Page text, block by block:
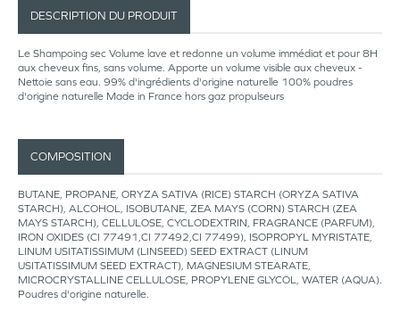
DESCRIPTION DU PRODUIT
Le Shampoing sec Volume lave et redonne un volume immédiat et pour 8H
aux cheveux fins, sans volume. Apporte un volume visible aux cheveux -
Nettoie sans eau. 99% d'ingrédients d'origine naturelle 100% poudres
d'origine naturelle Made in France hors gaz propulseurs
COMPOSITION
BUTANE, PROPANE, ORYZA SATIVA (RICE) STARCH (ORYZA SATIVA
STARCH), ALCOHOL, ISOBUTANE, ZEA MAYS (CORN) STARCH (ZEA
MAYS STARCH), CELLULOSE, CYCLODEXTRIN, FRAGRANCE (PARFUM),
IRON OXIDES (CI 77491,CI 77492,CI 77499), ISOPROPYL MYRISTATE,
LINUM USITATISSIMUM (LINSEED) SEED EXTRACT (LINUM
USITATISSIMUM SEED EXTRACT), MAGNESIUM STEARATE,
MICROCRYSTALLINE CELLULOSE, PROPYLENE GLYCOL, WATER (AQUA).
Poudres d'origine naturelle.